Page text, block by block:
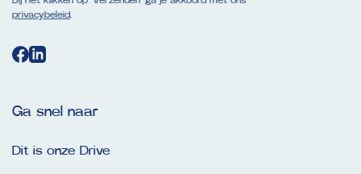
privacybeleid
Ga snel naar
Dit is onze Drive